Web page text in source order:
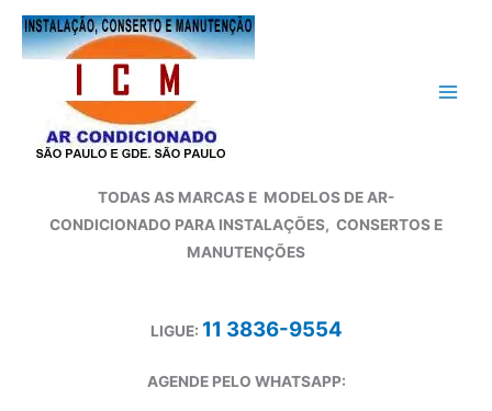
para
TODAS AS MARCAS E MODELOS DE AR-
CONDICIONADO PARA INSTALAÇÕES, CONSERTOS E
MANUTENÇÕES
LIGUE: 11 3836-9554
AGENDE PELO WHATSAPP: